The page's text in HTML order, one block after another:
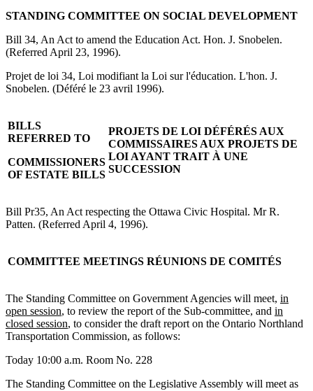
STANDING COMMITTEE ON SOCIAL DEVELOPMENT
Bill 34, An Act to amend the Education Act. Hon. J. Snobelen.
(Referred April 23, 1996).
Projet de loi 34, Loi modifiant la Loi sur l'éducation. L'hon. J.
Snobelen. (Déféré le 23 avril 1996).
BILLS
REFERRED TO
COMMISSIONERS
OF ESTATE BILLS
PROJETS DE LOI DÉFÉRÉS AUX
COMMISSAIRES AUX PROJETS DE
LOI AYANT TRAIT À UNE
SUCCESSION
Bill Pr35, An Act respecting the Ottawa Civic Hospital. Mr R.
Patten. (Referred April 4, 1996).
COMMITTEE MEETINGS RÉUNIONS DE COMITÉS
The Standing Committee on Government Agencies will meet, in
open session, to review the report of the Sub-committee, and in
closed session, to consider the draft report on the Ontario Northland
Transportation Commission, as follows:
Today 10:00 a.m. Room No. 228
The Standing Committee on the Legislative Assembly will meet as